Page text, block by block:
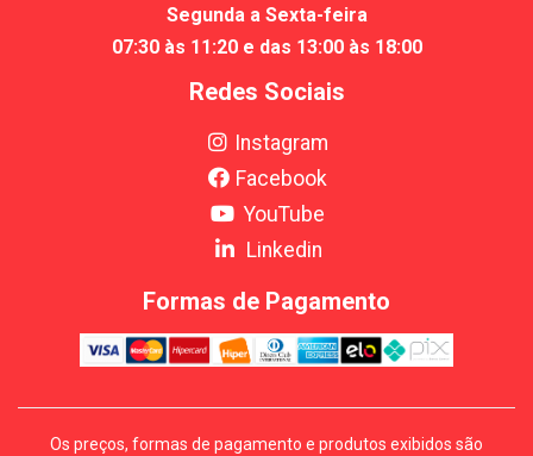
Segunda a Sexta-feira
07:30 às 11:20 e das 13:00 às 18:00
Redes Sociais
Instagram
Facebook
YouTube
Linkedin
Formas de Pagamento
Os preços, formas de pagamento e produtos exibidos são